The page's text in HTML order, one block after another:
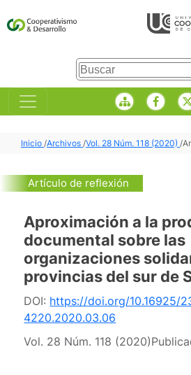
Inicio /Archivos /Vol. 28 Núm. 118 (2020) /
Artículo de reflexión
Aproximación a la
documental sobre las
organizaciones
provincias del sur de
DOI: https://doi.org/10.16925/
4220.2020.03.06
Vol. 28 Núm. 118 (2020)